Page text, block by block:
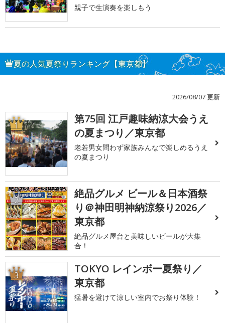
親子で生演奏を楽しもう
夏の人気夏祭りランキング【東京都】
2026/08/07 更新
1
第75回 江戸趣味納涼大会うえ
の夏まつり／東京都
老若男女問わず家族みんなで楽しめるうえ
の夏まつり
2
絶品グルメ ビール＆日本酒祭
り＠神田明神納涼祭り2026／
東京都
絶品グルメ屋台と美味しいビールが大集
合！
3
TOKYO レインボー夏祭り／
東京都
猛暑を避けて涼しい室内でお祭り体験！